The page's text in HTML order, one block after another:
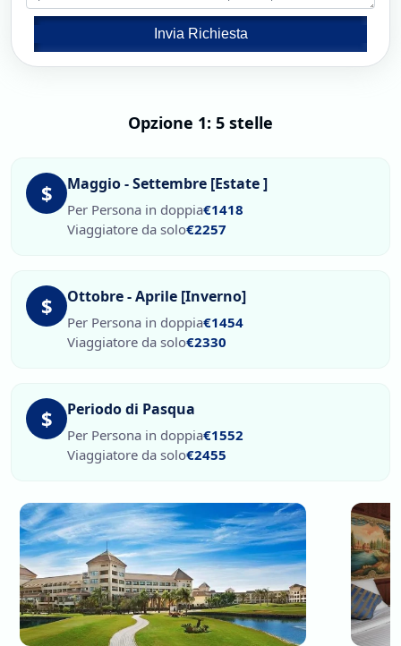
Invia Richiesta
Opzione 1: 5 stelle
$ Maggio - Settembre [Estate ]
Per Persona in doppia€1418
Viaggiatore da solo€2257
$ Ottobre - Aprile [Inverno]
Per Persona in doppia€1454
Viaggiatore da solo€2330
$ Periodo di Pasqua
Per Persona in doppia€1552
Viaggiatore da solo€2455